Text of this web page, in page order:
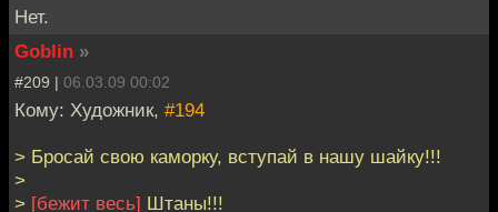
Нет.
Goblin »
#209 | 06.03.09 00:02
Кому: Художник, #194
> Бросай свою каморку, вступай в нашу шайку!!!
>
> [бежит весь] Штаны!!!